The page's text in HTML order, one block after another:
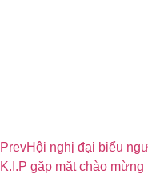
PrevHội nghị đại biểu
K.I.P gặp mặt chào